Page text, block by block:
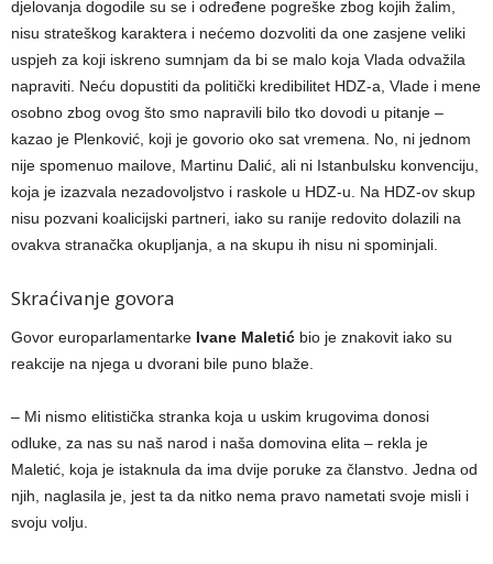
djelovanja dogodile su se i određene pogreške zbog kojih žalim,
nisu strateškog karaktera i nećemo dozvoliti da one zasjene veliki
uspjeh za koji iskreno sumnjam da bi se malo koja Vlada odvažila
napraviti. Neću dopustiti da politički kredibilitet HDZ-a, Vlade i mene
osobno zbog ovog što smo napravili bilo tko dovodi u pitanje –
kazao je Plenković, koji je govorio oko sat vremena. No, ni jednom
nije spomenuo mailove, Martinu Dalić, ali ni Istanbulsku konvenciju,
koja je izazvala nezadovoljstvo i raskole u HDZ-u. Na HDZ-ov skup
nisu pozvani koalicijski partneri, iako su ranije redovito dolazili na
ovakva stranačka okupljanja, a na skupu ih nisu ni spominjali.
Skraćivanje govora
Govor europarlamentarke Ivane Maletić bio je znakovit iako su
reakcije na njega u dvorani bile puno blaže.
– Mi nismo elitistička stranka koja u uskim krugovima donosi
odluke, za nas su naš narod i naša domovina elita – rekla je
Maletić, koja je istaknula da ima dvije poruke za članstvo. Jedna od
njih, naglasila je, jest ta da nitko nema pravo nametati svoje misli i
svoju volju.